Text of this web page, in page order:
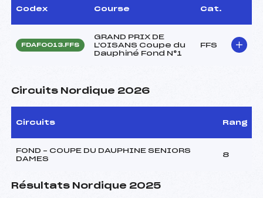
Codex Course Cat.
FDAF0013.FFS
GRAND PRIX DE
L'OISANS Coupe du
Dauphiné Fond N°1
FFS
Circuits Nordique 2026
Circuits Rang
FOND – COUPE DU DAUPHINE SENIORS
DAMES
8
Résultats Nordique 2025